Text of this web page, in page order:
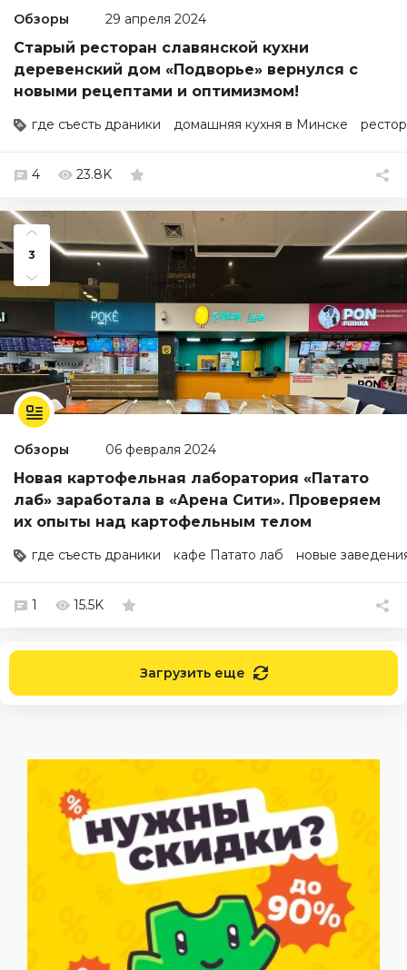
Обзоры 29 апреля 2024
Старый ресторан славянской кухни
деревенский дом «Подворье» вернулся с
новыми рецептами и оптимизмом!
где съесть драники домашняя кухня в Минске
4 23.8K
3
Обзоры 06 февраля 2024
Новая картофельная лаборатория «Патато
лаб» заработала в «Арена Сити». Проверяем
их опыты над картофельным телом
где съесть драники кафе Патато лаб новые
1 15.5K
Загрузить еще